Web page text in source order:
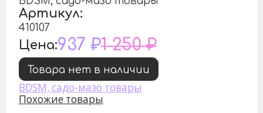
Артикул:
410107
Цена:937 ₽1 250 ₽
Товара нет в наличии
BDSM, садо-мазо товары
Похожие товары